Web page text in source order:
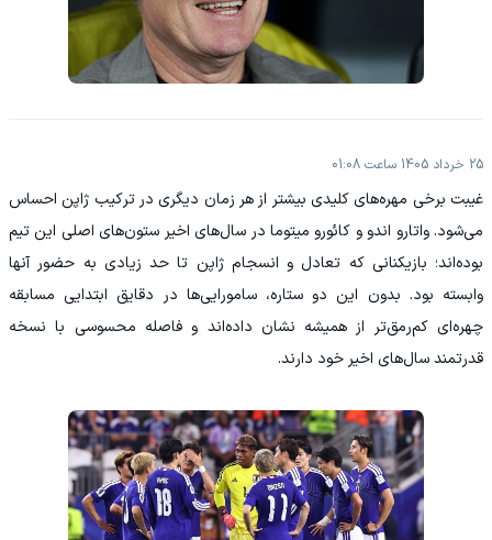
25 خرداد 1405 ساعت 01:08
غیبت برخی مهره‌های کلیدی بیشتر از هر زمان دیگری در ترکیب ژاپن احساس
می‌شود. واتارو اندو و کائورو میتوما در سال‌های اخیر ستون‌های اصلی این تیم
بوده‌اند؛ بازیکنانی که تعادل و انسجام ژاپن تا حد زیادی به حضور آنها
وابسته بود. بدون این دو ستاره، سامورایی‌ها در دقایق ابتدایی مسابقه
چهره‌ای کم‌رمق‌تر از همیشه نشان داده‌اند و فاصله محسوسی با نسخه
قدرتمند سال‌های اخیر خود دارند.